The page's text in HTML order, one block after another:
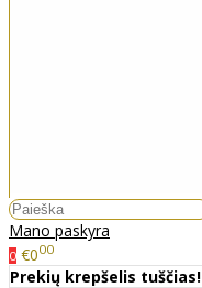
Mano paskyra
0 €000
Prekių krepšelis tuščias!